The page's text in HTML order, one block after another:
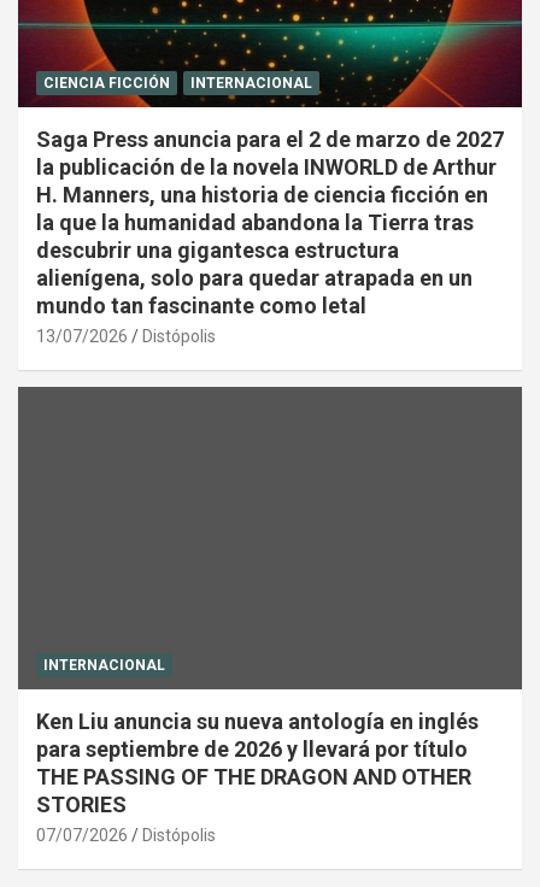
CIENCIA FICCIÓN INTERNACIONAL
Saga Press anuncia para el 2 de marzo de 2027
la publicación de la novela INWORLD de Arthur
H. Manners, una historia de ciencia ficción en
la que la humanidad abandona la Tierra tras
descubrir una gigantesca estructura
alienígena, solo para quedar atrapada en un
mundo tan fascinante como letal
13/07/2026 Distópolis
INTERNACIONAL
Ken Liu anuncia su nueva antología en inglés
para septiembre de 2026 y llevará por título
THE PASSING OF THE DRAGON AND OTHER
STORIES
07/07/2026 Distópolis